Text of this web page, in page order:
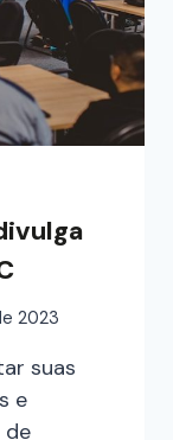
2023
suas
e
de